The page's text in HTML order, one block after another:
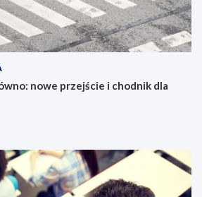
nowe przejście i chodnik dla